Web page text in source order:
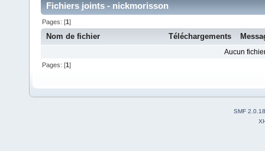
Fichiers joints - nickmorisson
Pages: [1]
Nom de fichier Téléchargements
Aucun
Pages: [1]
SMF 2.0.18